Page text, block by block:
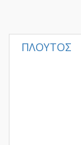
ΠΛΟΥΤΟΣ